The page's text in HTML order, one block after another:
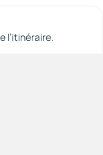
l’itinéraire.